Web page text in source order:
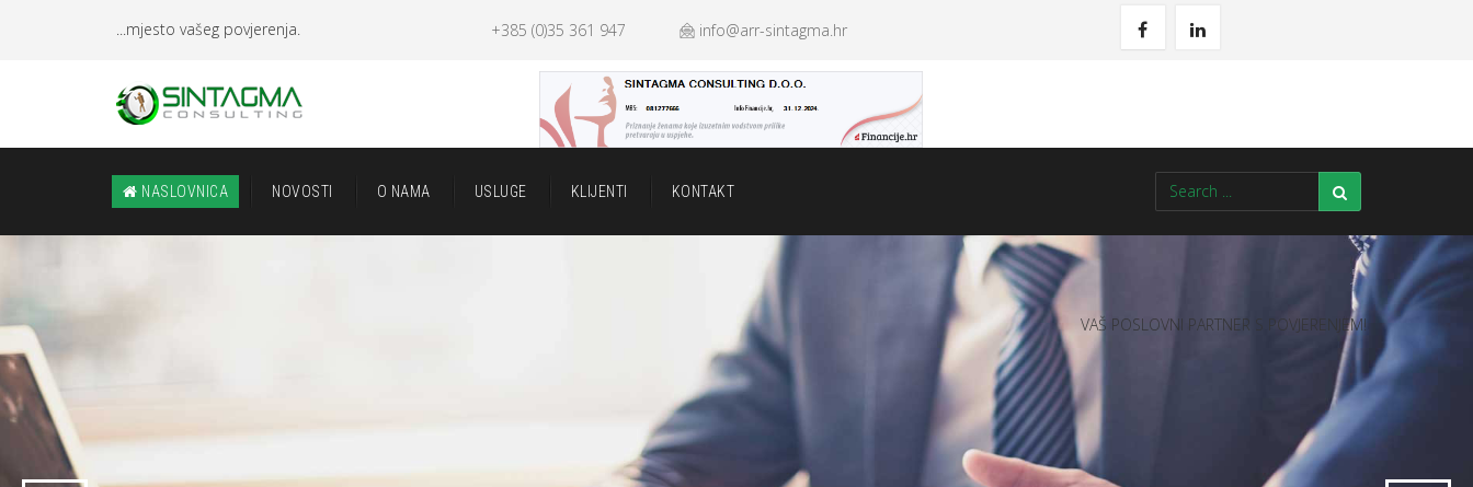
...mjesto vašeg povjerenja. +385 (0)35 361 947 info@arr-sintagma.hr
NASLOVNICA NOVOSTI O NAMA USLUGE KLIJENTI KONTAKT
VAŠ POSLOVNI PARTNER S POVJERENJEM!